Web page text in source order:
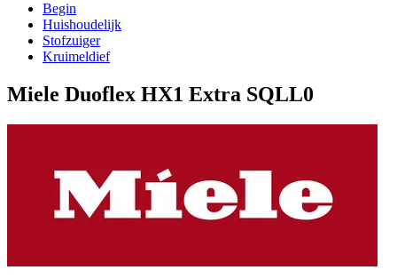
Begin
Huishoudelijk
Stofzuiger
Kruimeldief
Miele Duoflex HX1 Extra SQLL0